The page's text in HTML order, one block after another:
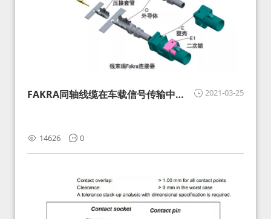
2021-03-25
FAKRA同轴线缆在车载信号传输中的
14626 0